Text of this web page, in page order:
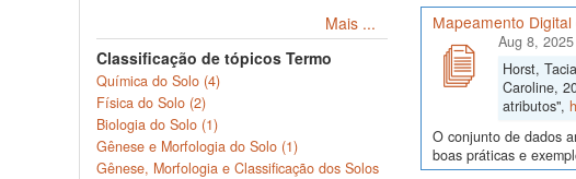
Mais ...
Classificação de tópicos Termo
Química do Solo (4)
Física do Solo (2)
Biologia do Solo (1)
Gênese e Morfologia do Solo (1)
Gênese, Morfologia e Classificação dos Solos
Mapeamento
Aug 8, 2025
Horst,
Caroline,
atributos",
O conjunto de dados
boas práticas e